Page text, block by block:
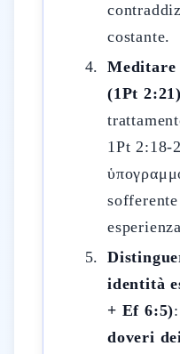
costante.
(1Pt 2:21)
1Pt 2:18-
identità
+ Ef 6:5)
doveri